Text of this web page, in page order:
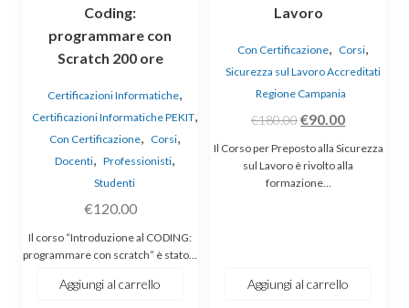
Coding:
programmare con
Scratch 200 ore
Certificazioni Informatiche,
Certificazioni Informatiche PEKIT,
Con Certificazione, Corsi,
Docenti, Professionisti,
Studenti
€120.00
Il corso “Introduzione al CODING:
programmare con scratch” è stato…
Aggiungi al carrello
Lavoro
Con Certificazione, Corsi,
Sicurezza sul Lavoro Accreditati
Regione Campania
€180.00Il
prezzo
originale
era:
€90.00Il
attuale
Il Corso per Preposto alla Sicurezza
sul Lavoro è rivolto alla
formazione…
Aggiungi al carrello